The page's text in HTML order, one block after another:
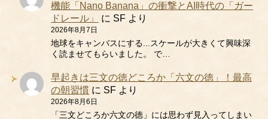
機能「Nano Banana」の衝撃とAI時代の「ガー
ドレール」
に SF より
2026年8月7日
地球をキャンバスにする...スケールが大きくて興味深
く読ませてもらいました。 で…
早起きは三文の徳どころか「六文の徳」！最高
の朝習慣 に SF より
2026年8月6日
「三文どころか六文の徳」には思わず見入ってしまい